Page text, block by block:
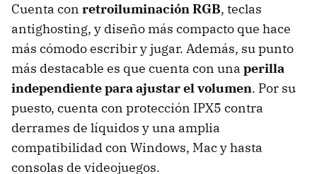
Cuenta con retroiluminación RGB, teclas
antighosting, y diseño más compacto que hace
más cómodo escribir y jugar. Además, su punto
más destacable es que cuenta con una perilla
independiente para ajustar el volumen. Por su
puesto, cuenta con protección IPX5 contra
derrames de líquidos y una amplia
compatibilidad con Windows, Mac y hasta
consolas de videojuegos.